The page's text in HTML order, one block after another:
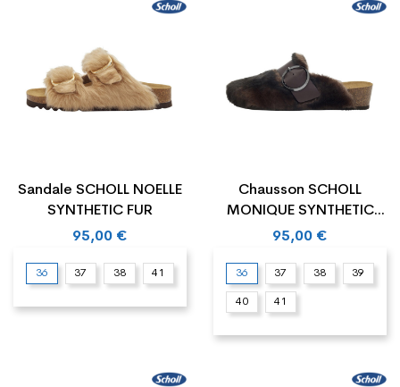
Sandale SCHOLL NOELLE
SYNTHETIC FUR
95,00 €
36 37 38 41
Chausson SCHOLL
MONIQUE SYNTHETIC
FUR+LEATHER
95,00 €
36 37 38 39
40 41